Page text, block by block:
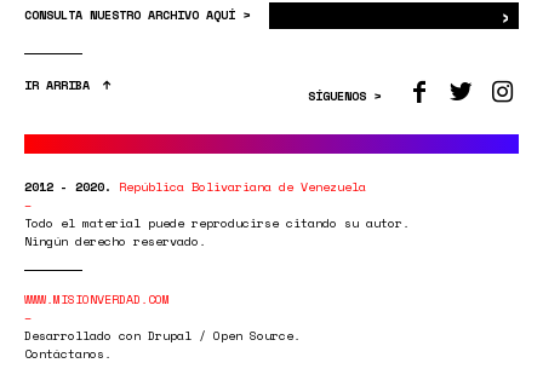
CONSULTA NUESTRO ARCHIVO AQUÍ > ›
IR ARRIBA
SÍGUENOS >
2012 - 2020. República Bolivariana de Venezuela
Todo el material puede reproducirse citando su autor.
Ningún derecho reservado.
WWW.MISIONVERDAD.COM
Desarrollado con Drupal / Open Source.
Contáctanos.